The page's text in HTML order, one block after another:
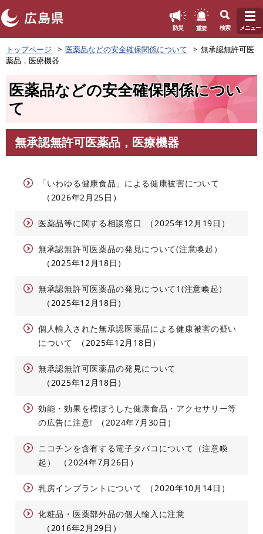
ペ
ー
ジ
す
防災 重要 検索 メニュー
トップページ 医薬品などの安全確保関係について
無承認無許可医
薬品，医療機器
医薬品などの安全確保関係につい
て
文
無承認無許可医薬品，医療機器
「いわゆる健康食品」による健康被害について
2026年2月25日
医薬品等に関する相談窓口 2025年12月19日
無承認無許可医薬品の発見について(注意喚起）
2025年12月18日
無承認無許可医薬品の発見について1(注意喚起）
2025年12月18日
個人輸入された無承認医薬品による健康被害の疑い
について
2025年12月18日
無承認無許可医薬品の発見について
2025年12月18日
効能・効果を標ぼうした健康食品・アクセサリー等
の広告に注意!
2024年7月30日
ニコチンを含有する電子タバコについて（注意喚
起）
2024年7月26日
乳房インプラントについて 2020年10月14日
化粧品・医薬部外品の個人輸入に注意
2016年2月29日